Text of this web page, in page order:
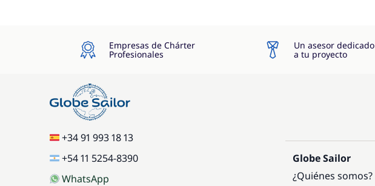
Empresas de Chárter
Profesionales
Un asesor dedicado
a tu proyecto
+34 91 993 18 13
+54 11 5254-8390
WhatsApp
Globe Sailor
¿Quiénes somos?